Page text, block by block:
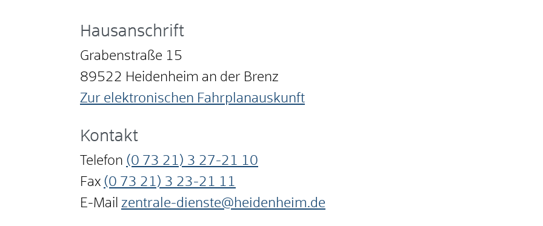
Hausanschrift
Grabenstraße 15
89522 Heidenheim an der Brenz
Zur elektronischen Fahrplanauskunft
Kontakt
Telefon (0 73 21) 3 27-21 10
Fax (0 73 21) 3 23-21 11
E-Mail zentrale-dienste@heidenheim.de